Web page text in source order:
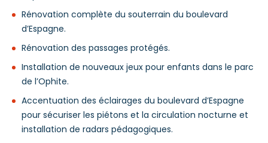
Rénovation complète du souterrain du boulevard
d’Espagne.
Rénovation des passages protégés.
Installation de nouveaux jeux pour enfants dans le parc
de l’Ophite.
Accentuation des éclairages du boulevard d’Espagne
pour sécuriser les piétons et la circulation nocturne et
installation de radars pédagogiques.